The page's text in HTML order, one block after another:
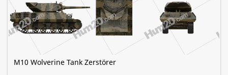
M10 Wolverine Tank Zerstörer